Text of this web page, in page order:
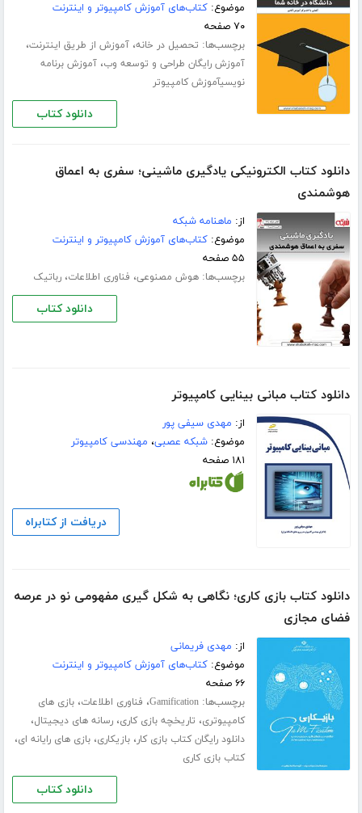
موضوع:کتاب‌های آموزش کامپیوتر و اینترنت
۷۰ صفحه
برچسب‌ها: تحصیل در خانه،آموزش از طریق اینترنت،
آموزش رایگان طراحی و توسعه وب،آموزش برنامه
نویسیآموزش کامپیوتر
دانلود کتاب
دانلود کتاب الکترونیکی یادگیری ماشینی؛ سفری به اعماق
هوشمندی
از: ماهنامه شبکه
موضوع:کتاب‌های آموزش کامپیوتر و اینترنت
۵۵ صفحه
برچسب‌ها:هوش مصنوعی، فناوری اطلاعات،رباتیک
دانلود کتاب
دانلود کتاب مبانی بینایی کامپیوتر
از: مهدی سیفی پور
موضوع:شبکه عصبی، مهندسی کامپیوتر
۱۸۱ صفحه
دریافت از کتابراه
دانلود کتاب بازی کاری؛ نگاهی به شکل گیری مفهومی نو در عرصه
فضای مجازی
از: مهدی فریمانی
موضوع:کتاب‌های آموزش کامپیوتر و اینترنت
۶۶ صفحه
برچسب‌ها:Gamification، فناوری اطلاعات،بازی های
کامپیوتری، تاریخچه بازی کاری،رسانه های دیجیتال،
دانلود رایگان کتاب بازی کار،بازیکاری،بازی های رایانه ای،
کتاب بازی کاری
دانلود کتاب